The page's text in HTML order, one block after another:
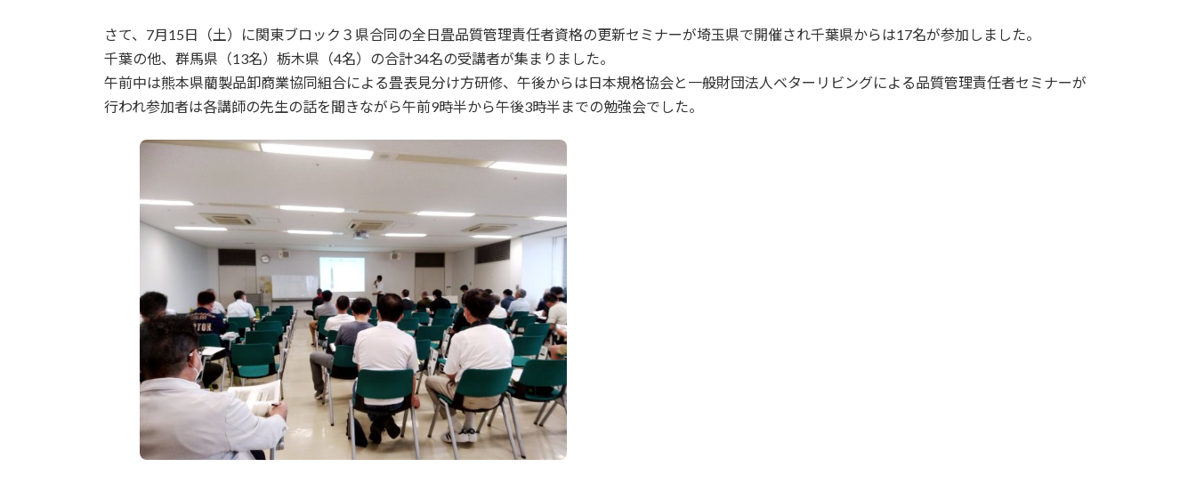
さて、7月15日（土）に関東ブロック３県合同の全日畳品質管理責任者資格の更新セミナーが埼玉県で開催され千葉県からは17名が参加しました。
千葉の他、群馬県（13名）栃木県（4名）の合計34名の受講者が集まりました。
午前中は熊本県藺製品卸商業協同組合による畳表見分け方研修、午後からは日本規格協会と一般財団法人ベターリビングによる品質管理責任者セミナーが
行われ参加者は各講師の先生の話を聞きながら午前9時半から午後3時半までの勉強会でした。